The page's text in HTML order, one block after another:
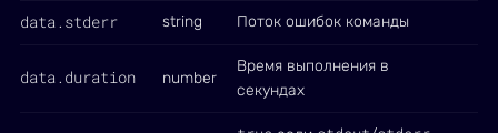
data.stderr string Поток ошибок команды
data.duration number
Время выполнения в
секундах